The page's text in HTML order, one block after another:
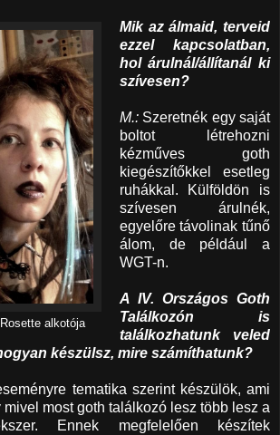
alkotója
Mik az álmaid, terveid
ezzel kapcsolatban,
hol árulnál/állítanál ki
szívesen?
M.: Szeretnék egy saját
boltot létrehozni
kézműves goth
kiegészítőkkel esetleg
ruhákkal. Külföldön is
szívesen árulnék,
egyelőre távolinak tűnő
álom, de például a
WGT-n.
A IV. Országos Goth
Találkozón is
találkozhatunk veled
készülsz, mire számíthatunk?
tematika szerint készülök, ami
most goth találkozó lesz több lesz a
Ennek megfelelően készítek